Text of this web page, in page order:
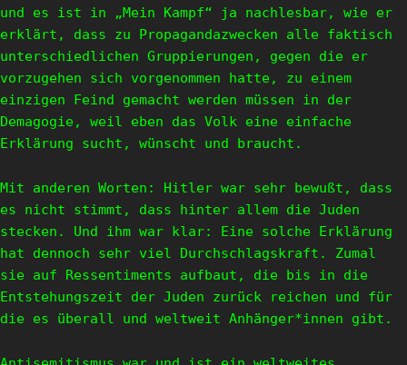
und es ist in „Mein Kampf“ ja nachlesbar, wie er
erklärt, dass zu Propagandazwecken alle faktisch
unterschiedlichen Gruppierungen, gegen die er
vorzugehen sich vorgenommen hatte, zu einem
einzigen Feind gemacht werden müssen in der
Demagogie, weil eben das Volk eine einfache
Erklärung sucht, wünscht und braucht.
Mit anderen Worten: Hitler war sehr bewußt, dass
es nicht stimmt, dass hinter allem die Juden
stecken. Und ihm war klar: Eine solche Erklärung
hat dennoch sehr viel Durchschlagskraft. Zumal
sie auf Ressentiments aufbaut, die bis in die
Entstehungszeit der Juden zurück reichen und für
die es überall und weltweit Anhänger*innen gibt.